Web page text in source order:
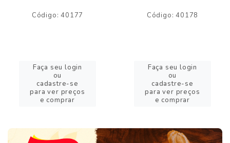
Código: 40177
Faça seu login
ou
cadastre-se
para ver preços
e comprar
Código: 40178
Faça seu login
ou
cadastre-se
para ver preços
e comprar